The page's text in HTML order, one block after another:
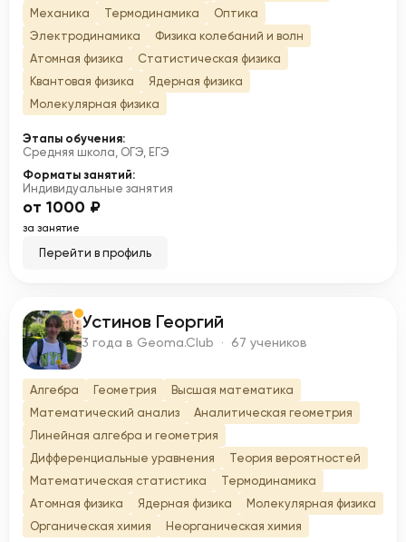
Механика
Термодинамика
Оптика
Электродинамика
Физика колебаний и волн
Атомная физика
Статистическая физика
Квантовая физика
Ядерная физика
Молекулярная физика
Этапы обучения:
Средняя школа, ОГЭ, ЕГЭ
Форматы занятий:
Индивидуальные занятия
от 1000 ₽
за занятие
Перейти в профиль
У Устинов Георгий
3 года в Geoma.Club · 67 учеников
Алгебра Геометрия
Высшая математика
Математический анализ
Аналитическая геометрия
Линейная алгебра и геометрия
Дифференциальные уравнения
Теория вероятностей
Математическая статистика
Термодинамика
Атомная физика
Ядерная физика
Молекулярная физика
Органическая химия
Неорганическая химия